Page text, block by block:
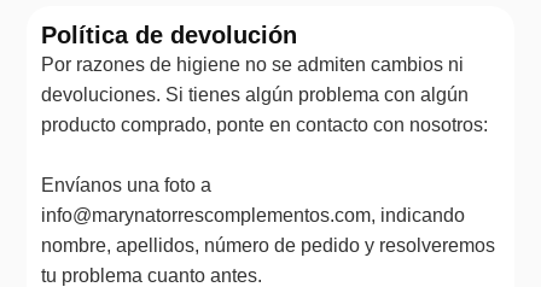
Política de devolución
Por razones de higiene no se admiten cambios ni
devoluciones. Si tienes algún problema con algún
producto comprado, ponte en contacto con nosotros:
Envíanos una foto a
info@marynatorrescomplementos.com, indicando
nombre, apellidos, número de pedido y resolveremos
tu problema cuanto antes.